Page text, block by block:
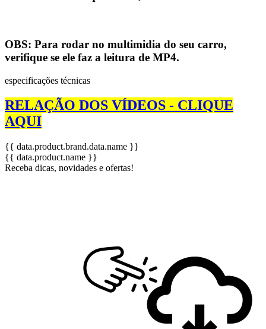
OBS: Para rodar no multimidia do seu carro,
verifique se ele faz a leitura de MP4.
especificações técnicas
RELAÇÃO DOS VÍDEOS - CLIQUE
AQUI
{{ data.product.brand.data.name }}
{{ data.product.name }}
Receba dicas, novidades e ofertas!